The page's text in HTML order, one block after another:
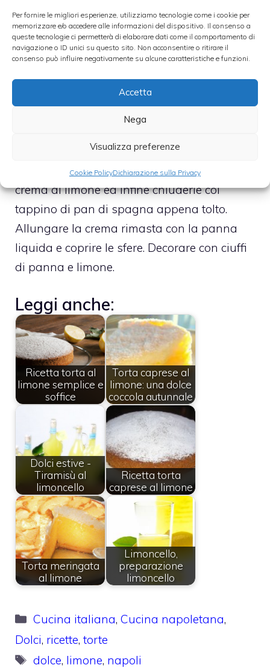
Per fornire le migliori esperienze, utilizziamo tecnologie come i cookie per
memorizzare e/o accedere alle informazioni del dispositivo. Il consenso a
queste tecnologie ci permetterà di elaborare dati come il comportamento di
navigazione o ID unici su questo sito. Non acconsentire o ritirare il
consenso può influire negativamente su alcune caratteristiche e funzioni.
Accetta
Nega
Visualizza preferenze
Cookie PolicyDichiarazione sulla Privacy
una volta freddata filtrarla e metterla in un
vaporizzatore o in un dosatore di plastica.
Frullare la crema al limone preparata in
ottenuta mischiando panna a zucchero a
velo, ricordandoci di conservare 3 cucchiai di
spagna e fare un buco al centro. Bagnarle
leggermente con la bagna, riempirle con la
crema al limone ed infine chiuderle col
tappino di pan di spagna appena tolto.
Allungare la crema rimasta con la panna
liquida e coprire le sfere. Decorare con ciuffi
di panna e limone.
Leggi anche:
Ricetta torta al
limone semplice e
soffice
Torta caprese al
limone: una dolce
coccola autunnale
Dolci estive -
Tiramisù al
limoncello
Ricetta torta
caprese al limone
Torta meringata
al limone
Limoncello,
preparazione
limoncello
Categorie
Cucina italiana,Cucina napoletana,
Dolci, ricette, torte
Tag
dolce, limone, napoli